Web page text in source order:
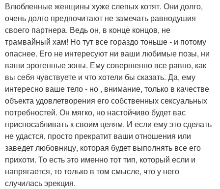
Влюбленные женщины хуже слепых котят. Они долго,
очень долго предпочитают не замечать равнодушия
своего партнера. Ведь он, в конце концов, не
трамвайный хам! Но тут все гораздо тоньше - и потому
опаснее. Его не интересуют ни ваши любимые позы, ни
ваши эрогенные зоны. Ему совершенно все равно, как
вы себя чувствуете и что хотели бы сказать. Да, ему
интересно ваше тело - но , внимание, только в качестве
объекта удовлетворения его собственных сексуальных
потребностей. Он мягко, но настойчиво будет вас
приспосабливать к своим целям. И если ему это сделать
не удастся, просто прекратит ваши отношения или
заведет любовницу, которая будет выполнять все его
прихоти. То есть это именно тот тип, который если и
напрягается, то только в том смысле, что у него
случилась эрекция.